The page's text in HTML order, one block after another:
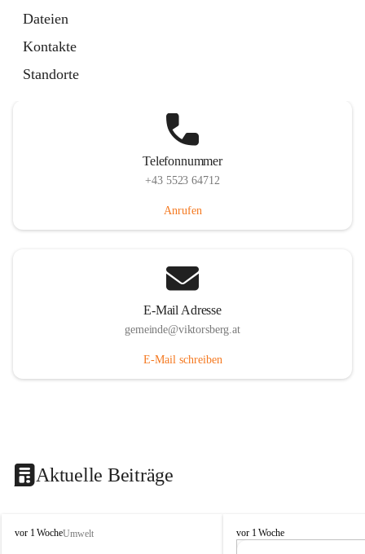
Dateien
Kontakte
Standorte
Telefonnummer
+43 5523 64712
Anrufen
E-Mail Adresse
gemeinde@viktorsberg.at
E-Mail schreiben
Aktuelle Beiträge
V
vor 1 WocheUmwelt
V
vor 1 Woche